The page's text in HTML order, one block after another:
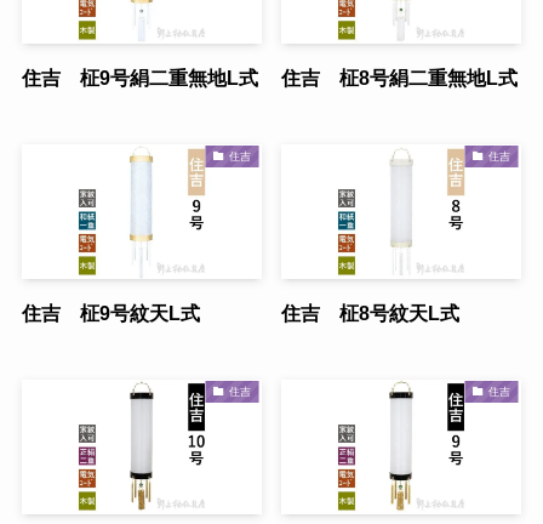
住吉 柾9号絹二重無地L式 住吉 柾8号絹二重無地L式
住吉
住吉 柾9号紋天L式
住吉
住吉 柾8号紋天L式
住吉 住吉